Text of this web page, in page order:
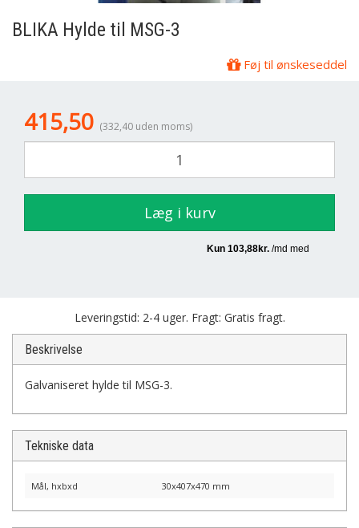
BLIKA Hylde til MSG-3
Føj til ønskeseddel
415,50 (332,40 uden moms)
Læg i kurv
Leveringstid: 2-4 uger. Fragt: Gratis fragt.
Beskrivelse
Galvaniseret hylde til MSG-3.
Tekniske data
Mål, hxbxd 30x407x470 mm